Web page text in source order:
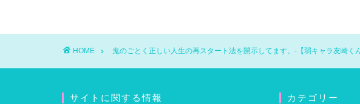
HOME 鬼のごとく正しい人生の再スタート法を開示してます。-【弱キャラ友崎く
サイトに関する情報 カテゴリー